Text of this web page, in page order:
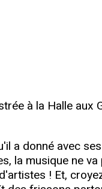
à la Halle aux
a donné avec
la musique ne
! Et,